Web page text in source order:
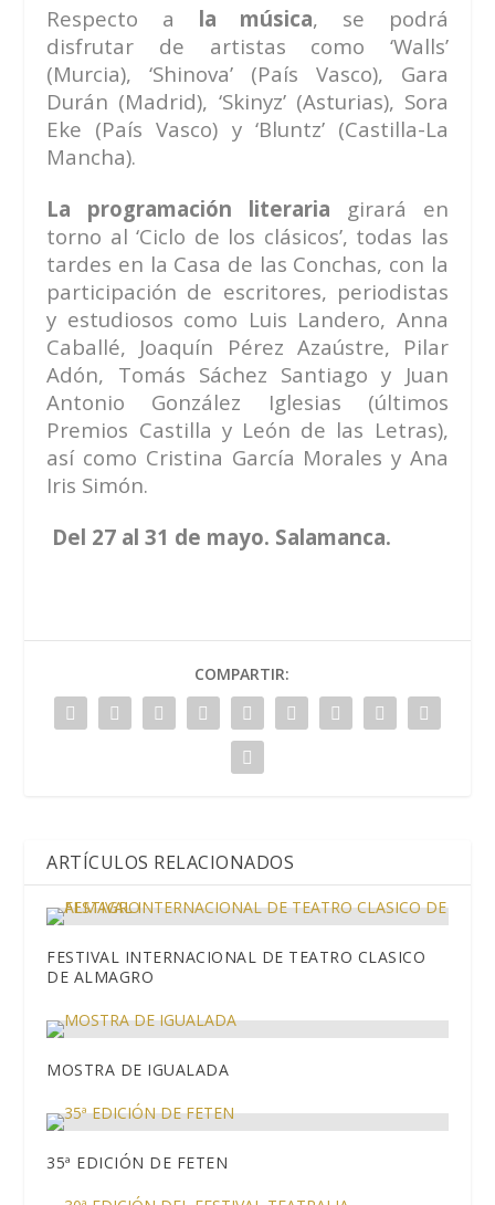
Respecto a la música, se podrá
disfrutar de artistas como ‘Walls’
(Murcia), ‘Shinova’ (País Vasco), Gara
Durán (Madrid), ‘Skinyz’ (Asturias), Sora
Eke (País Vasco) y ‘Bluntz’ (Castilla-La
Mancha).
La programación literaria girará en
torno al ‘Ciclo de los clásicos’, todas las
tardes en la Casa de las Conchas, con la
participación de escritores, periodistas
y estudiosos como Luis Landero, Anna
Caballé, Joaquín Pérez Azaústre, Pilar
Adón, Tomás Sáchez Santiago y Juan
Antonio González Iglesias (últimos
Premios Castilla y León de las Letras),
así como Cristina García Morales y Ana
Iris Simón.
Del 27 al 31 de mayo. Salamanca.
COMPARTIR:
ARTÍCULOS RELACIONADOS
FESTIVAL INTERNACIONAL DE TEATRO CLASICO
DE ALMAGRO
MOSTRA DE IGUALADA
35ª EDICIÓN DE FETEN